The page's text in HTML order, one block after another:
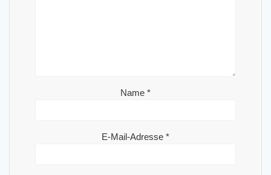
Name *
E-Mail-Adresse *